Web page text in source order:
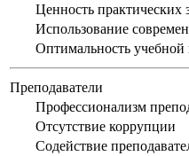
Ценность практических
Использование
Оптимальность учебной
Преподаватели
Профессионализм
Отсутствие коррупции
Содействие